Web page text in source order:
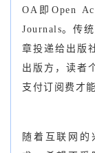
OA即Open
Journals。传
章投递给出版
出版方，读者
支付订阅费才
随着互联网的